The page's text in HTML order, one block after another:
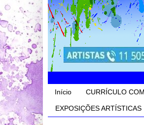
Início CURRÍCULO
EXPOSIÇÕES ARTÍSTICAS